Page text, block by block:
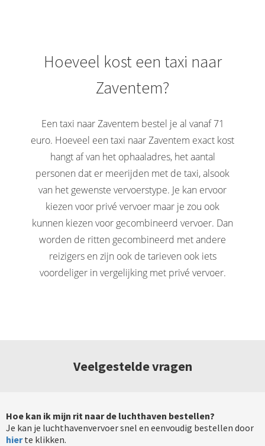
Hoeveel kost een taxi naar
Zaventem?
Een taxi naar Zaventem bestel je al vanaf 71
euro. Hoeveel een taxi naar Zaventem exact kost
hangt af van het ophaaladres, het aantal
personen dat er meerijden met de taxi, alsook
van het gewenste vervoerstype. Je kan ervoor
kiezen voor privé vervoer maar je zou ook
kunnen kiezen voor gecombineerd vervoer. Dan
worden de ritten gecombineerd met andere
reizigers en zijn ook de tarieven ook iets
voordeliger in vergelijking met privé vervoer.
Veelgestelde vragen
Hoe kan ik mijn rit naar de luchthaven bestellen?
Je kan je luchthavenvervoer snel en eenvoudig bestellen door
hierte klikken.